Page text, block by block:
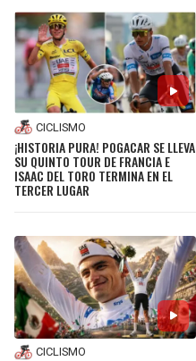
CICLISMO
¡HISTORIA PURA! POGACAR SE LLEVA
SU QUINTO TOUR DE FRANCIA E
ISAAC DEL TORO TERMINA EN EL
TERCER LUGAR
CICLISMO